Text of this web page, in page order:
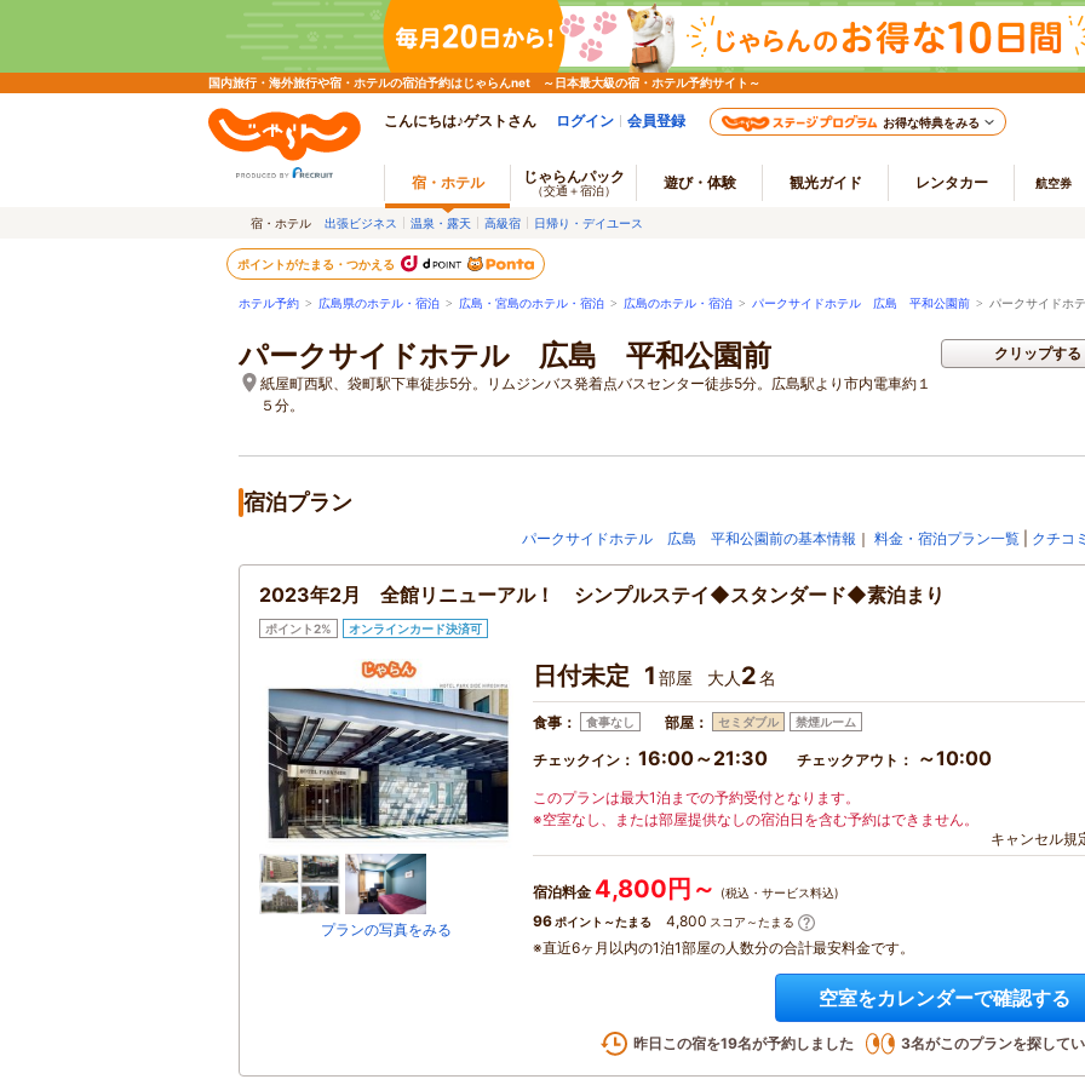
国内旅行・海外旅行や宿・ホテルの宿泊予約はじゃらんnet ～日本最大級の宿・ホテル予約サイト～
こんにちは♪ゲストさん ログイン 会員登録 お得な特典をみる
宿・ホテル じゃらんパック
（交通＋宿泊） 遊び・体験 観光ガイド レンタカー 航空券
宿・ホテル 出張ビジネス 温泉・露天 高級宿 日帰り・デイユース
ポイントがたまる・つかえる
ホテル予約 > 広島県のホテル・宿泊 > 広島・宮島のホテル・宿泊 > 広島のホテル・宿泊 > パークサイドホテル 広島 平和公園前 > パークサイドホ
パークサイドホテル 広島 平和公園前
紙屋町西駅、袋町駅下車徒歩5分。リムジンバス発着点バスセンター徒歩5分。広島駅より市内電車約１
５分。
クリップする
宿泊プラン
パークサイドホテル 広島 平和公園前の基本情報 ｜ 料金・宿泊プラン一覧 クチコ
2023年2月 全館リニューアル！ シンプルステイ◆スタンダード◆素泊まり
ポイント2% オンラインカード決済可
プランの写真をみる
日付未定 1 部屋 大人 2名
食事： 食事なし 部屋： セミダブル 禁煙ルーム
チェックイン： 16:00～21:30 チェックアウト： ～10:00
このプランは最大1泊までの予約受付となります。
※空室なし、または部屋提供なしの宿泊日を含む予約はできません。
キャンセル規
宿泊料金 4,800円～ (税込・サービス料込)
96 ポイント～たまる 4,800 スコア～たまる
※直近6ヶ月以内の1泊1部屋の人数分の合計最安料金です。
空室をカレンダーで確認する
昨日この宿を19名が予約しました 3名がこのプランを探して